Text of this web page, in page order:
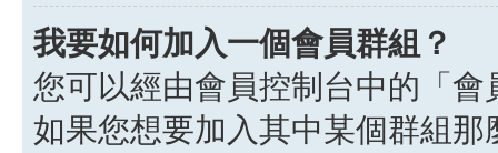
我要如何加入一個會員群組？
您可以經由會員控制台中的「
如果您想要加入其中某個群組